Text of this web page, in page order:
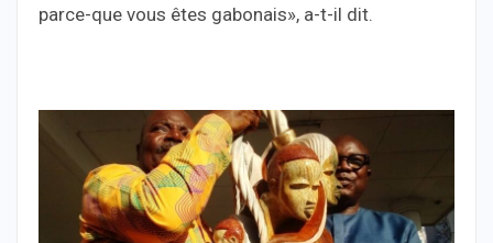
parce-que vous êtes gabonais», a-t-il dit.